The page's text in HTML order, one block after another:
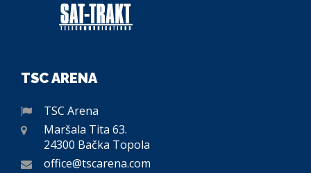
TSC ARENA
TSC Arena
Maršala Tita 63.
24300 Bačka Topola
office@tscarena.com